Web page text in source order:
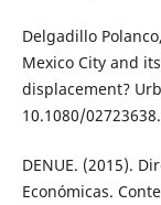
Delgadillo
Mexico City and
displacement?
10.1080/
DENUE. (2015).
Económicas.